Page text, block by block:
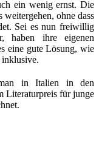
ein wenig ernst. Die
ohne dass
Sei es nun freiwillig
haben ihre eigenen
eine gute Lösung, wie
inklusive.
in Italien in den
Literaturpreis für junge